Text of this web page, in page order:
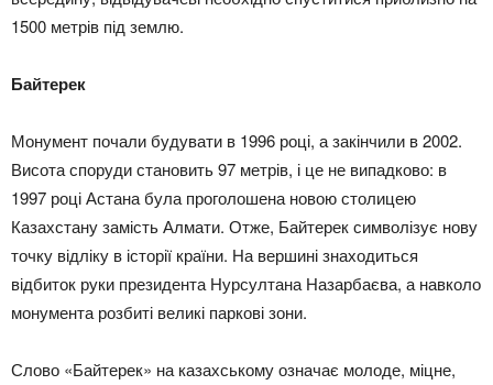
1500 метрів під землю.
Байтерек
Монумент почали будувати в 1996 році, а закінчили в 2002.
Висота споруди становить 97 метрів, і це не випадково: в
1997 році Астана була проголошена новою столицею
Казахстану замість Алмати. Отже, Байтерек символізує нову
точку відліку в історії країни. На вершині знаходиться
відбиток руки президента Нурсултана Назарбаєва, а навколо
монумента розбиті великі паркові зони.
Слово «Байтерек» на казахському означає молоде, міцне,